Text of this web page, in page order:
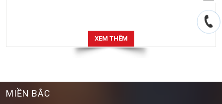
XEM THÊM
MIỀN BẮC